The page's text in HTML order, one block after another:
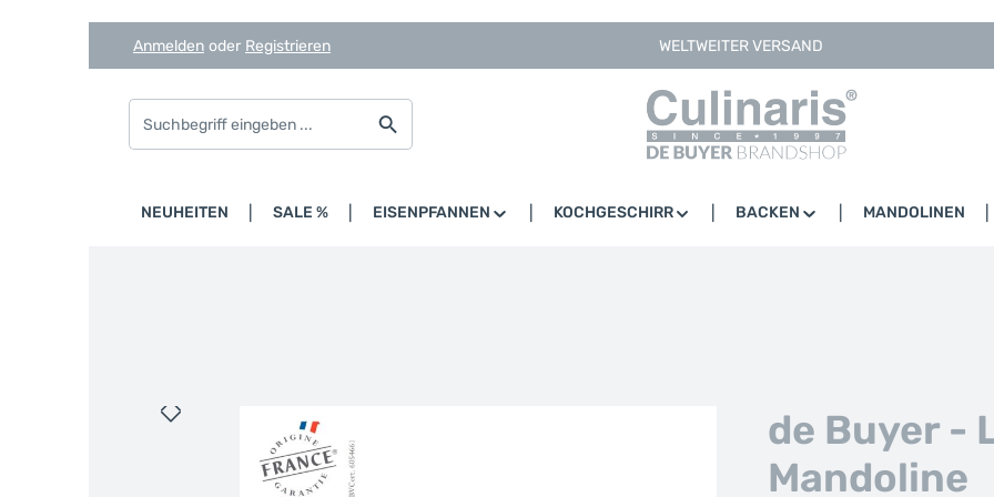
Zum Hauptinhalt springen
Zur Suche springen
Zur Hauptnavigation springen
Anmelden oder Registrieren WELTWEITER VERSAND
NEUHEITEN SALE % EISENPFANNEN KOCHGESCHIRR BACKEN MANDOLINEN
Bildergalerie überspringen
de Buyer -
Mandoline